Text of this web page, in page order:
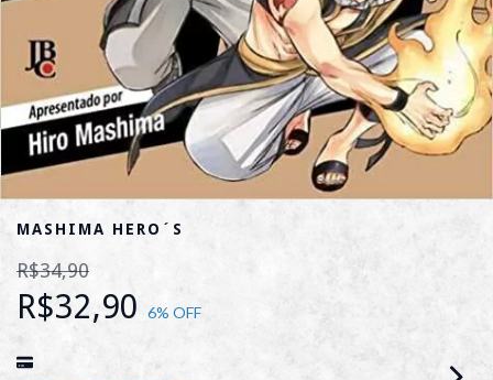
MASHIMA HERO´S
R$34,90
R$32,90 6% OFF